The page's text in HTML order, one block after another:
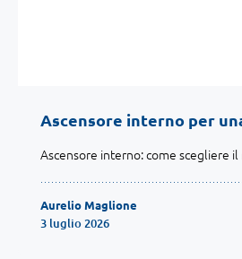
Ascensore interno per
Ascensore interno: come scegliere
Aurelio Maglione
3 luglio 2026